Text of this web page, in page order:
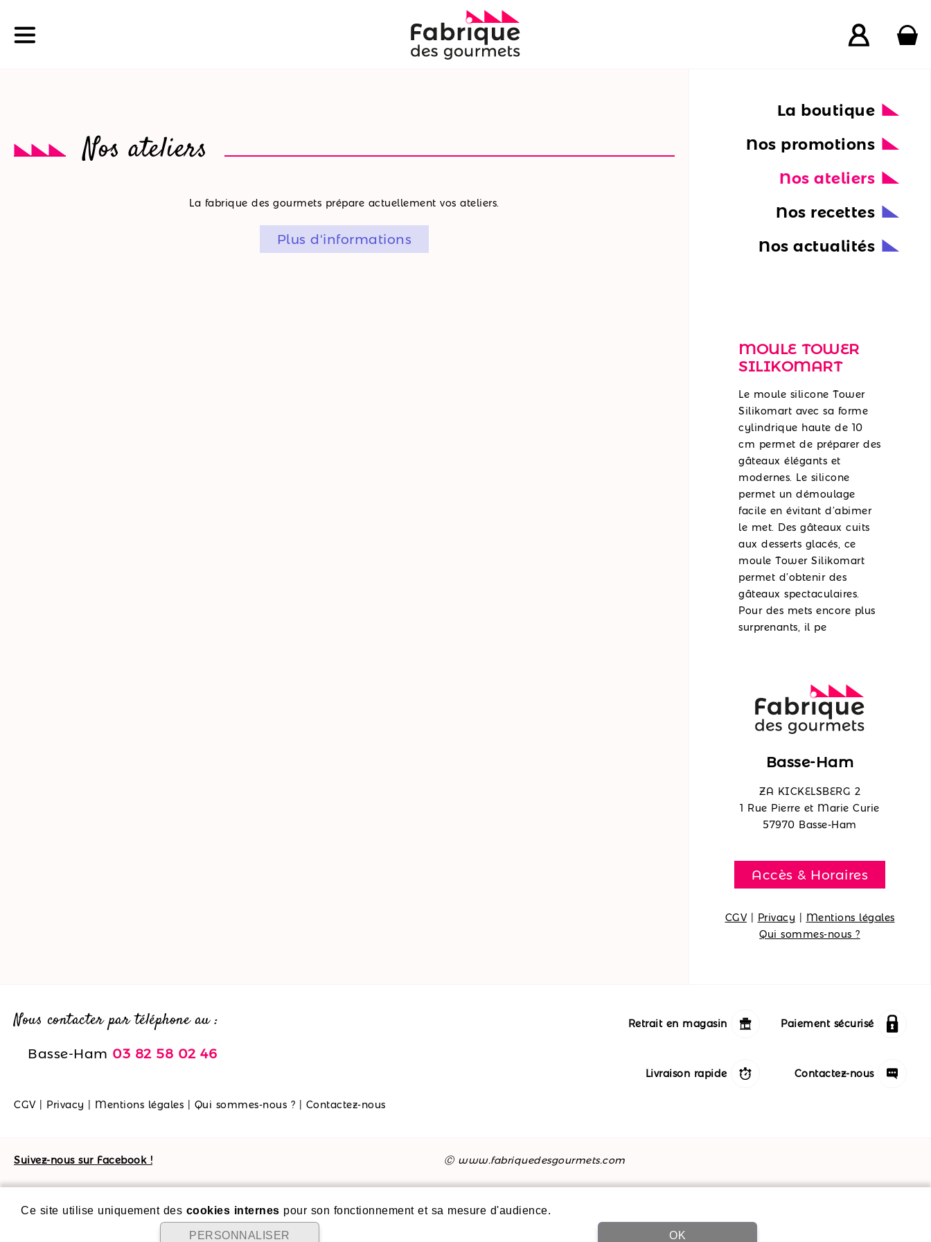
La
boutique
La boutique
Nos promotions
Nos ateliers
Nos recettes
Nos actualités
MOULE TOWER
SILIKOMART
Le moule silicone Tower
Silikomart avec sa forme
cylindrique haute de 10
cm permet de préparer des
gâteaux élégants et
modernes. Le silicone
permet un démoulage
facile en évitant d’abimer
le met. Des gâteaux cuits
aux desserts glacés, ce
moule Tower Silikomart
permet d’obtenir des
gâteaux spectaculaires.
Pour des mets encore plus
surprenants, il pe
Basse-Ham
ZA KICKELSBERG 2
1 Rue Pierre et Marie Curie
57970 Basse-Ham
Accès & Horaires
CGV| Privacy
Mentions légales
Qui sommes-nous ?
Nos ateliers
La fabrique des gourmets prépare actuellement vos ateliers.
Plus d'informations
Nous contacter par téléphone au :
Basse-Ham 03 82 58 02 46
CGV| Privacy Mentions légales Qui sommes-nous ? Contactez-nous
Retrait en magasin
Livraison rapide
Paiement sécurisé
Contactez-nous
Suivez-nous sur Facebook ! Ⓒ www.fabriquedesgourmets.com
Ce site utilise uniquement des cookies internes pour son fonctionnement et sa mesure d'audience.
PERSONNALISER OK